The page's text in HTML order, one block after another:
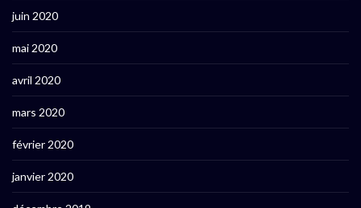
juin 2020
mai 2020
avril 2020
mars 2020
février 2020
janvier 2020